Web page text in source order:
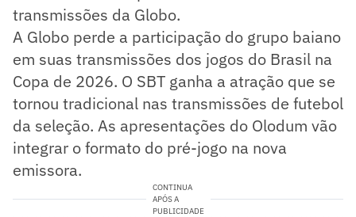
transmissões da Globo.
A Globo perde a participação do grupo baiano
em suas transmissões dos jogos do Brasil na
Copa de 2026. O SBT ganha a atração que se
tornou tradicional nas transmissões de futebol
da seleção. As apresentações do Olodum vão
integrar o formato do pré-jogo na nova
emissora.
CONTINUA
APÓS A
PUBLICIDADE